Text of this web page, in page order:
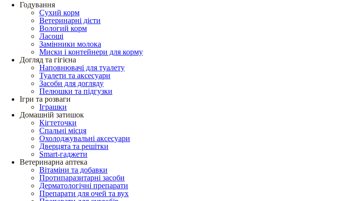
Годування
Сухий корм
Ветеринарні дієти
Вологий корм
Ласощі
Замінники молока
Миски і контейнери для корму
Догляд та гігієна
Наповнювачі для туалету
Туалети та аксесуари
Засоби для догляду
Пелюшки та підгузки
Ігри та розваги
Іграшки
Домашній затишок
Кігтеточки
Спальні місця
Охолоджувальні аксесуари
Дверцята та решітки
Smart-гаджети
Ветеринарна аптека
Вітаміни та добавки
Протипаразитарні засоби
Дерматологічні препарати
Препарати для очей та вух